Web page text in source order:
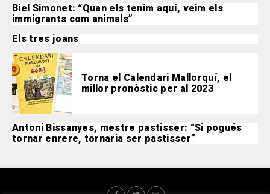
Biel Simonet: “Quan els tenim aquí, veim els
immigrants com animals”
Els tres joans
Torna el Calendari Mallorquí, el
millor pronòstic per al 2023
Antoni Bissanyes, mestre pastisser: “Si pogués
tornar enrere, tornaria ser pastisser”